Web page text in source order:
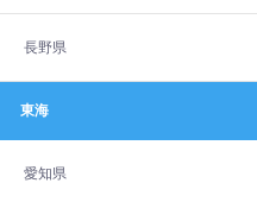
長野県
東海
愛知県